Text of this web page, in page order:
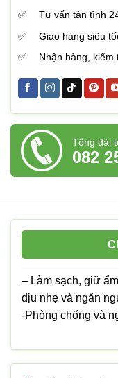
Tư vấn tận tình
Giao hàng siêu
Nhận hàng, kiểm
Tổng đài
082
– Làm sạch, giữ
dịu nhẹ và ngăn
-Phòng chống và